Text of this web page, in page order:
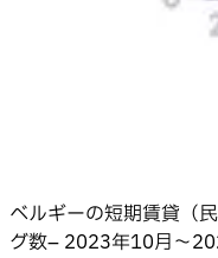
ベルギーの短期賃貸（
グ数– 2023年10月〜